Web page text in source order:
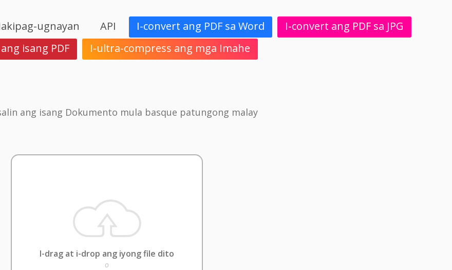
ugnayan API I-convert ang PDF sa Word
I-convert ang PDF sa JPG
isang PDF
I-ultra-compress ang mga Imahe
ang isang Dokumento mula basque patungong malay
I-drag at i-drop ang iyong file dito
o